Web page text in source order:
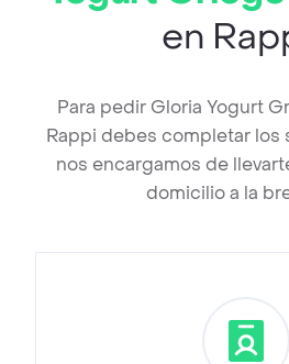
en
Para pedir Gloria Yogurt
Rappi debes completar los
nos encargamos de
domicilio a la